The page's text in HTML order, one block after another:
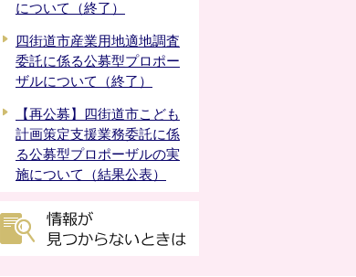
について（終了）
四街道市産業用地適地調査
委託に係る公募型プロポー
ザルについて（終了）
【再公募】四街道市こども
計画策定支援業務委託に係
る公募型プロポーザルの実
施について（結果公表）